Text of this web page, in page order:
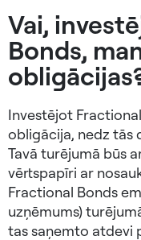
Vai,
Bonds,
Investējot
obligācija, nedz tās
Tavā turējumā būs
vērtspapīri ar
Fractional Bonds
uzņēmums)
tas saņemto atdevi